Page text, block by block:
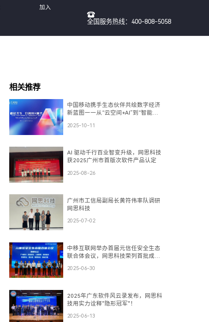
加入
全国服务热线：400-808-5058
相关推荐
中国移动携手生态伙伴共绘数字经济
新蓝图——从“云空间+AI”到“智能
2025-10-11
AI 驱动千行百业智变升级，网思科技
获2025广州市首版次软件产品认定
2025-08-26
广州市工信局副局长黄符伟率队调研
网思科技
2025-07-02
中移互联网举办首届元信任安全生态
联合体会议，网思科技荣列首批成员
2025-06-30
2025年广东软件风云录发布，网思科
技用实力诠释"隐形冠军"！
2025-06-13